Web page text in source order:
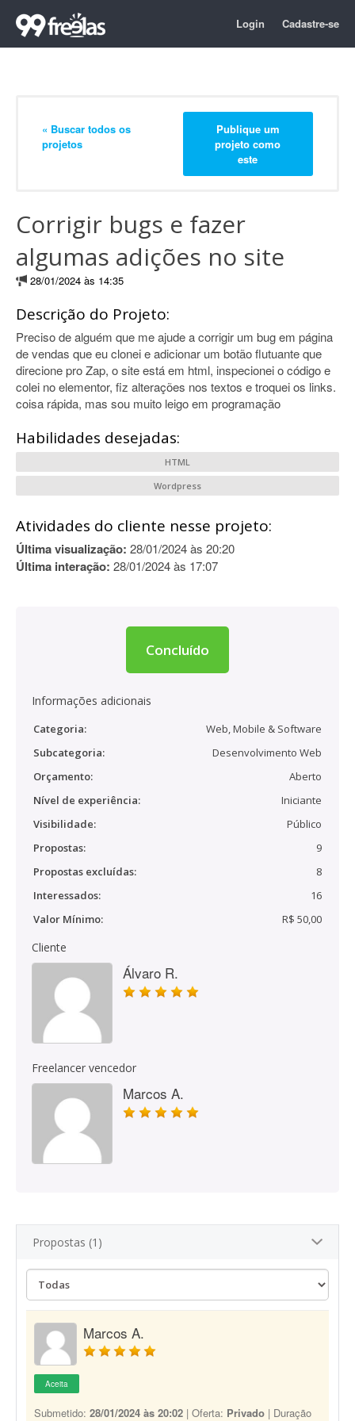
Login Cadastre-se
« Buscar todos os
projetos
Publique um
projeto como
este
Corrigir bugs e fazer
algumas adições no site
28/01/2024 às 14:35
Descrição do Projeto:
Preciso de alguém que me ajude a corrigir um bug em página
de vendas que eu clonei e adicionar um botão flutuante que
direcione pro Zap, o site está em html, inspecionei o código e
colei no elementor, fiz alterações nos textos e troquei os links.
coisa rápida, mas sou muito leigo em programação
Habilidades desejadas:
HTML
Wordpress
Atividades do cliente nesse projeto:
Última visualização: 28/01/2024 às 20:20
Última interação: 28/01/2024 às 17:07
Concluído
Informações adicionais
Categoria:
Web, Mobile & Software
Subcategoria:
Desenvolvimento Web
Orçamento:
Aberto
Nível de experiência:
Iniciante
Visibilidade:
Público
Propostas:
9
Propostas excluídas:
8
Interessados:
16
Valor Mínimo:
R$ 50,00
Cliente
Álvaro R.
Freelancer vencedor
Marcos A.
Propostas (1)
Marcos A.
Aceita
Submetido: 28/01/2024 às 20:02 | Oferta: Privado | Duração